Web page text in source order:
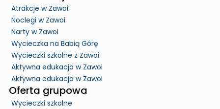
Atrakcje w Zawoi
Noclegi w Zawoi
Narty w Zawoi
Wycieczka na Babią Górę
Wycieczki szkolne z Zawoi
Aktywna edukacja w Zawoi
Aktywna edukacja w Zawoi
Oferta grupowa
Wycieczki szkolne